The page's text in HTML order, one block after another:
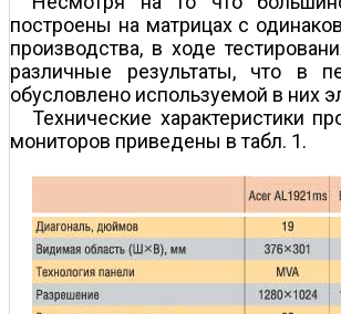
построены на матрицах с
производства, в ходе
различные результаты, что в
обусловлено используемой в них
Технические характеристики
мониторов приведены в табл. 1.